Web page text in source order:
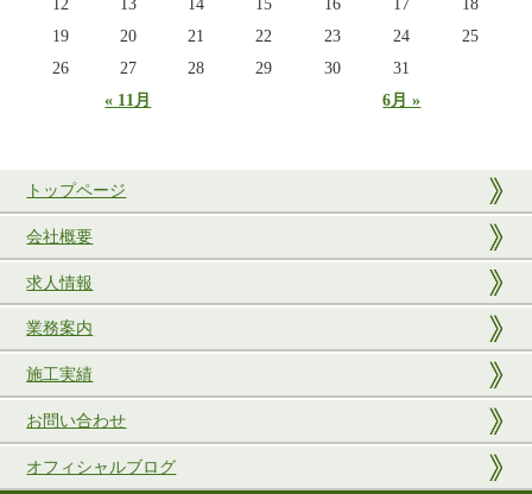
« 11月 6月 »
12
13 14 15 16 17
18
19
20 21 22 23 24
25
26
27 28 29 30 31
トップページ
会社概要
求人情報
業務案内
施工実績
お問い合わせ
オフィシャルブログ